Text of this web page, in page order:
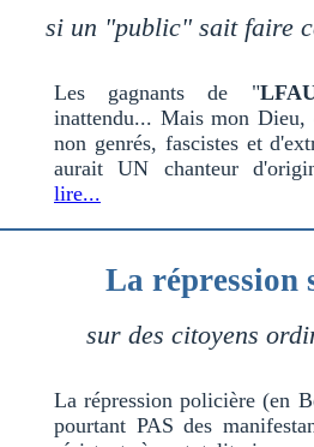
si un "public" sait faire
Les gagnants de "
inattendu... Mais mon Dieu,
non genrés, fascistes et
aurait UN chanteur
lire...
La répression
sur des citoyens
La répression policière (en
pourtant PAS des